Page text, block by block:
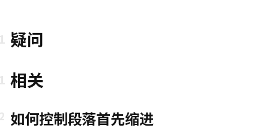
疑问
相关
如何控制段落首先缩进